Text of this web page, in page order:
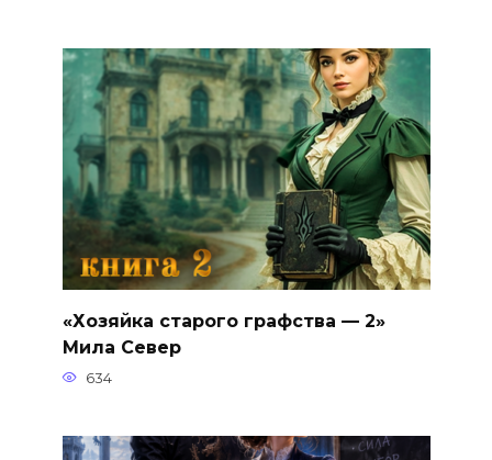
«Хозяйка старого графства — 2»
Мила Север
634